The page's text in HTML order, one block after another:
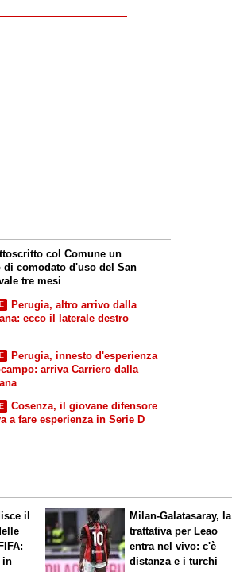
col Comune un
di comodato d'uso del San
tre mesi
Perugia, altro arrivo dalla
ecco il laterale destro
Perugia, innesto d'esperienza
arriva Carriero dalla
Cosenza, il giovane difensore
a fare esperienza in Serie D
il
in
Milan-Galatasaray, la
trattativa per Leao
entra nel vivo: c'è
distanza e i turchi